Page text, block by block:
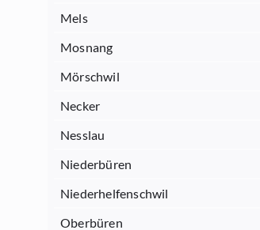
Mels
Mosnang
Mörschwil
Necker
Nesslau
Niederbüren
Niederhelfenschwil
Oberbüren